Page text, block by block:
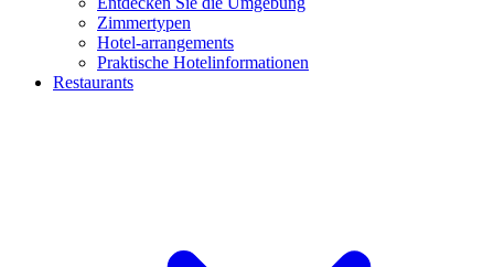
Zimmertypen
Hotel-arrangements
Praktische Hotelinformationen
Restaurants